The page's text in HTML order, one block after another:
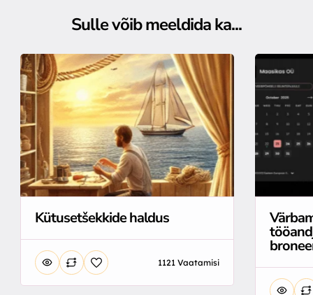
Sulle võib meeldida ka...
Kütusetšekkide haldus
1121 Vaatamisi